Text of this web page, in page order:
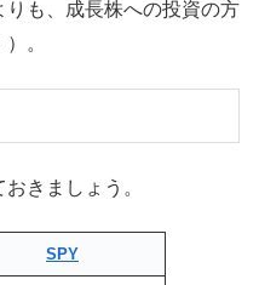
も、成長株への投資の方
。
きましょう。
SPY